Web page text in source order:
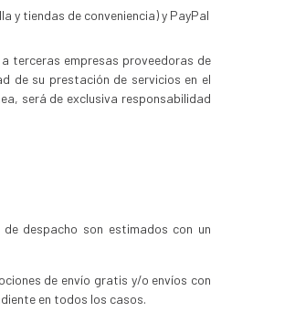
tiendas de conveniencia) y PayPal
terceras empresas proveedoras de
de su prestación de servicios en el
será de exclusiva responsabilidad
despacho son estimados con un
de envío gratis y/o envíos con
en todos los casos.